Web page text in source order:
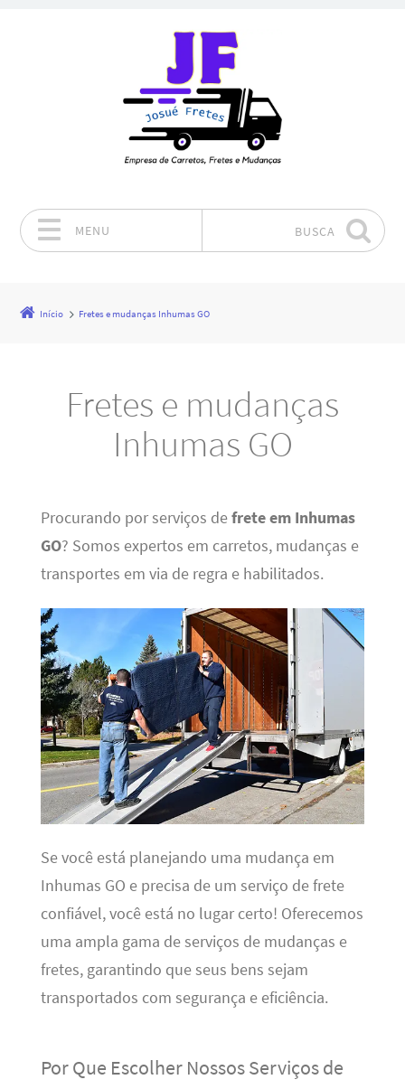
MENU BUSCA
Início Fretes e mudanças Inhumas GO
Fretes e mudanças
Inhumas GO
Procurando por serviços defrete em Inhumas
GO? Somos expertos em carretos, mudanças e
transportes em via de regra e habilitados.
Se você está planejando uma mudança em
Inhumas GO e precisa de um serviço de frete
confiável, você está no lugar certo! Oferecemos
uma ampla gama de serviços de mudanças e
fretes, garantindo que seus bens sejam
transportados com segurança e eficiência.
Por Que Escolher Nossos Serviços de